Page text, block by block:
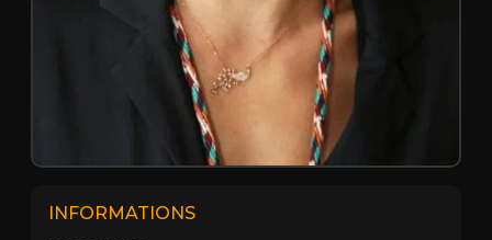
INFORMATIONS